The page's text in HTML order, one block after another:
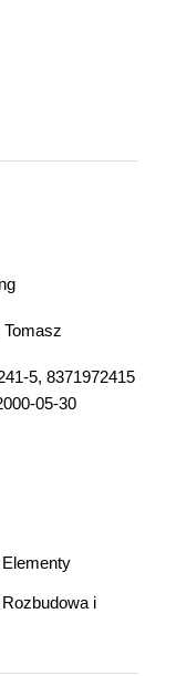
5, 8371972415
05-30
Elementy
Rozbudowa i